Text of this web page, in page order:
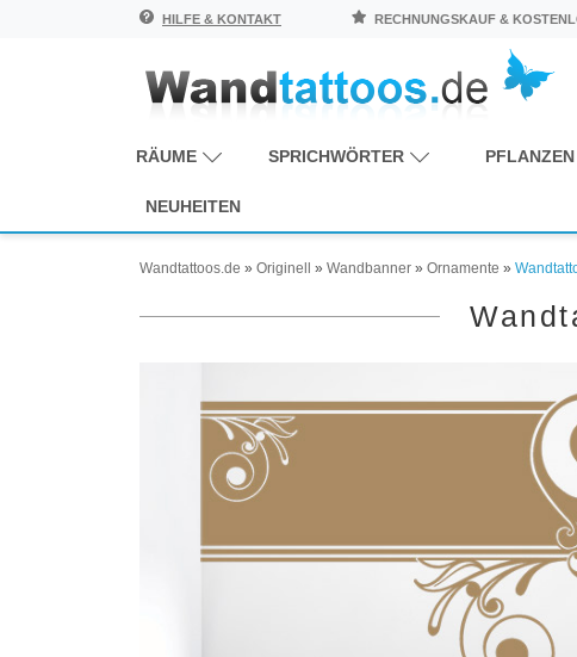
HILFE & KONTAKT RECHNUNGSKAUF &
RÄUME SPRICHWÖRTER PFLANZEN
NEUHEITEN
Wandtattoos.de » Originell » Wandbanner » Ornamente »